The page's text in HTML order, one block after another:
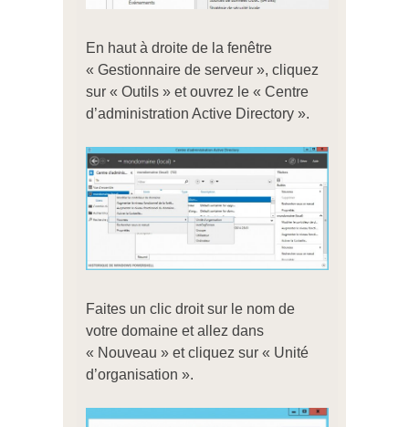
En haut à droite de la fenêtre
« Gestionnaire de serveur », cliquez
sur « Outils » et ouvrez le « Centre
d’administration Active Directory ».
Faites un clic droit sur le nom de
votre domaine et allez dans
« Nouveau » et cliquez sur « Unité
d’organisation ».